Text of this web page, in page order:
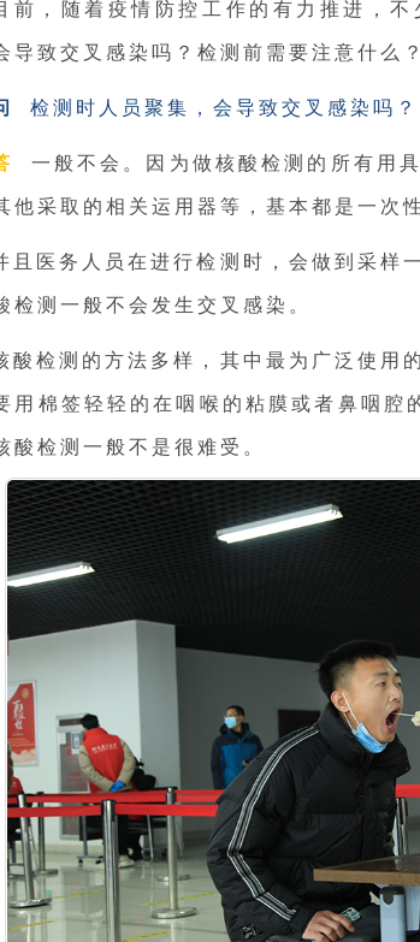
前，随着疫情防控工作的有力推进，
导致交叉感染吗？检测前需要注意什么
检测时人员聚集，会导致交叉感染吗？
一般不会。因为做核酸检测的所有用
他采取的相关运用器等，基本都是一次
且医务人员在进行检测时，会做到采样
检测一般不会发生交叉感染。
酸检测的方法多样，其中最为广泛使用
用棉签轻轻的在咽喉的粘膜或者鼻咽腔
酸检测一般不是很难受。